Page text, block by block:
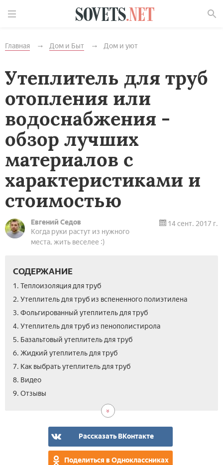
Главная Дом и Быт Дом и уют
Утеплитель для труб
отопления или
водоснабжения -
обзор лучших
материалов с
характеристиками и
стоимостью
Евгений Седов
Когда руки растут из нужного
места, жить веселее :)
14 сент. 2017 г.
СОДЕРЖАНИЕ
1. Теплоизоляция для труб
2. Утеплитель для труб из вспененного полиэтилена
3. Фольгированный утеплитель для труб
4. Утеплитель для труб из пенополистирола
5. Базальтовый утеплитель для труб
6. Жидкий утеплитель для труб
7. Как выбрать утеплитель для труб
8. Видео
9. Отзывы
Рассказать ВКонтакте
Поделиться в Одноклассниках